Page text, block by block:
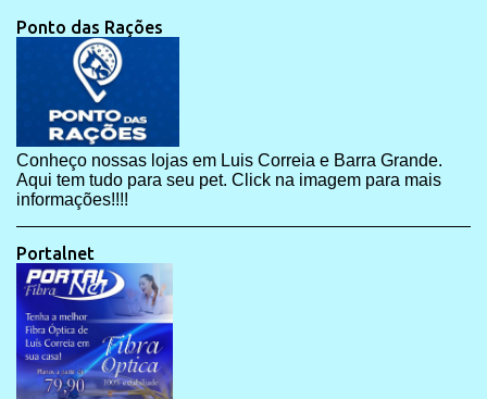
Ponto das Rações
Conheço nossas lojas em Luis Correia e Barra Grande.
Aqui tem tudo para seu pet. Click na imagem para mais
informações!!!!
Portalnet